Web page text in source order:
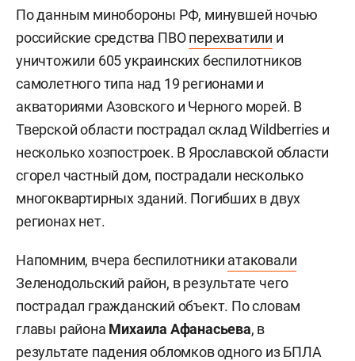
По данным минобороны РФ, минувшей ночью
российские средства ПВОперехватили и
уничтожили 605 украинских беспилотников
самолетного типа над 19 регионами и
акваториями Азовского и Черного морей. В
Тверской области пострадал склад Wildberries и
несколько хозпостроек. В Ярославской области
сгорел частный дом, пострадали несколько
многоквартирных зданий. Погибших в двух
регионах нет.
Напомним, вчера беспилотники атаковали
Зеленодольский район, в результате чего
пострадал гражданский объект. По словам
главы района Михаила Афанасьева, в
результате падения обломков одного из БПЛА